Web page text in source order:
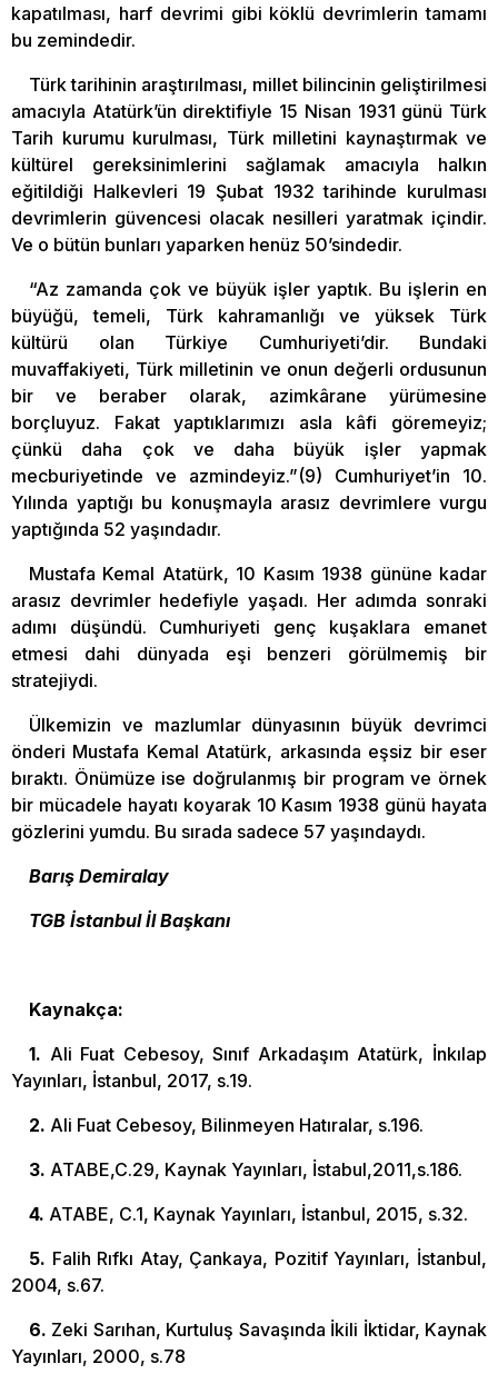
kapatılması, harf devrimi gibi köklü devrimlerin tamamı
bu zemindedir.
Türk tarihinin araştırılması, millet bilincinin geliştirilmesi
amacıyla Atatürk’ün direktifiyle 15 Nisan 1931 günü Türk
Tarih kurumu kurulması, Türk milletini kaynaştırmak ve
kültürel gereksinimlerini sağlamak amacıyla halkın
eğitildiği Halkevleri 19 Şubat 1932 tarihinde kurulması
devrimlerin güvencesi olacak nesilleri yaratmak içindir.
Ve o bütün bunları yaparken henüz 50’sindedir.
“Az zamanda çok ve büyük işler yaptık. Bu işlerin en
büyüğü, temeli, Türk kahramanlığı ve yüksek Türk
kültürü olan Türkiye Cumhuriyeti’dir. Bundaki
muvaffakiyeti, Türk milletinin ve onun değerli ordusunun
bir ve beraber olarak, azimkârane yürümesine
borçluyuz. Fakat yaptıklarımızı asla kâfi göremeyiz;
çünkü daha çok ve daha büyük işler yapmak
mecburiyetinde ve azmindeyiz.”(9) Cumhuriyet’in 10.
Yılında yaptığı bu konuşmayla arasız devrimlere vurgu
yaptığında 52 yaşındadır.
Mustafa Kemal Atatürk, 10 Kasım 1938 gününe kadar
arasız devrimler hedefiyle yaşadı. Her adımda sonraki
adımı düşündü. Cumhuriyeti genç kuşaklara emanet
etmesi dahi dünyada eşi benzeri görülmemiş bir
stratejiydi.
Ülkemizin ve mazlumlar dünyasının büyük devrimci
önderi Mustafa Kemal Atatürk, arkasında eşsiz bir eser
bıraktı. Önümüze ise doğrulanmış bir program ve örnek
bir mücadele hayatı koyarak 10 Kasım 1938 günü hayata
gözlerini yumdu. Bu sırada sadece 57 yaşındaydı.
Barış Demiralay
TGB İstanbul İl Başkanı
Kaynakça:
1. Ali Fuat Cebesoy, Sınıf Arkadaşım Atatürk, İnkılap
Yayınları, İstanbul, 2017, s.19.
2. Ali Fuat Cebesoy, Bilinmeyen Hatıralar, s.196.
3. ATABE,C.29, Kaynak Yayınları, İstabul,2011,s.186.
4. ATABE, C.1, Kaynak Yayınları, İstanbul, 2015, s.32.
5. Falih Rıfkı Atay, Çankaya, Pozitif Yayınları, İstanbul,
2004, s.67.
6. Zeki Sarıhan, Kurtuluş Savaşında İkili İktidar, Kaynak
Yayınları, 2000, s.78